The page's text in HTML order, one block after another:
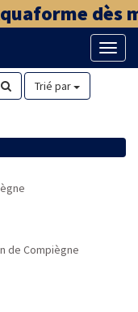
dès
la
Trié par
de Compiègne